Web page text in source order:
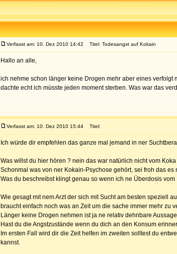
Verfasst am: 10. Dez 2010 14:42 Titel: Todesangst auf Kokain
Hallo an alle,
ich nehme schon länger keine Drogen mehr aber eines
dachte echt ich müsste jeden moment sterben. Was war das
Verfasst am: 10. Dez 2010 15:44 Titel:
Ich würde dir empfehlen das ganze mal jemand in ner
Was willst du hier hören ? nein das war natürlich nicht vom
Schonmal was von ner Kokain-Psychose gehört, sei froh das
Was du beschreibst klingt genau so wenn ich ne Überdosis
Wie gesagt mit nem Arzt der sich mit Sucht am besten speziell
braucht einfach noch was an Zeit um die sache immer mehr zu
Länger keine Drogen nehmen ist ja ne relativ dehnbare
Hast du die Angstzustände wenn du dich an den Konsum
Im ersten Fall wird dir die Zeit helfen im zweiten solltest du
kannst.